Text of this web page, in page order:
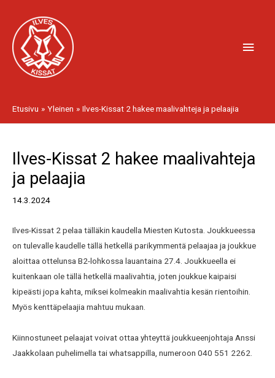
sisältöön
Etusivu Yleinen Ilves-Kissat 2 hakee maalivahteja ja pelaajia
Ilves-Kissat 2 hakee maalivahteja
ja pelaajia
14.3.2024
Ilves-Kissat 2 pelaa tälläkin kaudella Miesten Kutosta. Joukkueessa
on tulevalle kaudelle tällä hetkellä parikymmentä pelaajaa ja joukkue
aloittaa ottelunsa B2-lohkossa lauantaina 27.4. Joukkueella ei
kuitenkaan ole tällä hetkellä maalivahtia, joten joukkue kaipaisi
kipeästi jopa kahta, miksei kolmeakin maalivahtia kesän rientoihin.
Myös kenttäpelaajia mahtuu mukaan.
Kiinnostuneet pelaajat voivat ottaa yhteyttä joukkueenjohtaja Anssi
Jaakkolaan puhelimella tai whatsappilla, numeroon 040 551 2262.
selaus